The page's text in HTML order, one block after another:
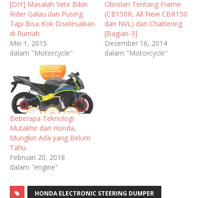
[DIY] Masalah Setir Bikin
Rider Galau dan Pusing.
Tapi Bisa Kok Diselesaikan
di Rumah
Mei 1, 2015
dalam "Motorcycle"
Obrolan Tentang Frame
(CB150R, All New CBR150
dan NVL) dan Chattering
[Bagian-3]
Desember 16, 2014
dalam "Motorcycle"
Beberapa Teknologi
Mutakhir dari Honda,
Mungkin Ada yang Belum
Tahu
Februari 20, 2018
dalam "engine"
HONDA ELECTRONIC STEERING DUMPER